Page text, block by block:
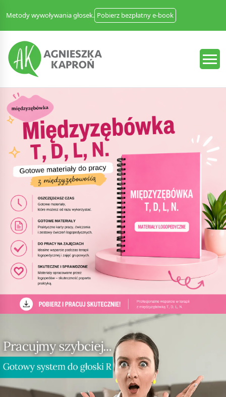
Metody wywoływania głosek. Pobierz bezpłatny e-book